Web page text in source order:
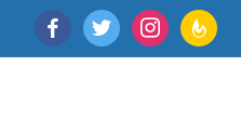
facebooktwitter instagram